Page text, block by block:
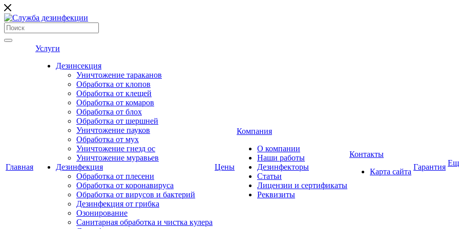
Главная
Услуги
Дезинсекция
Уничтожение тараканов
Обработка от клопов
Обработка от клещей
Обработка от комаров
Обработка от блох
Обработка от шершней
Уничтожение пауков
Обработка от мух
Уничтожение гнезд ос
Уничтожение муравьев
Дезинфекция
Обработка от плесени
Обработка от коронавируса
Обработка от вирусов и бактерий
Дезинфекция от грибка
Озонирование
Санитарная обработка и чистка кулера
Цены
Компания
О компании
Наши работы
Дезинфекторы
Статьи
Лицензии и сертификаты
Реквизиты
Контакты
Карта сайта
Гарантия